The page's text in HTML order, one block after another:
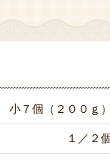
小７個（２００ｇ
１／２